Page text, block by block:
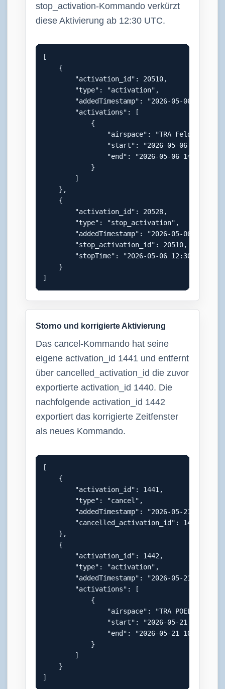
stop_activation-Kommando verkürzt
diese Aktivierung ab 12:30 UTC.
[
    {
        "activation_id": 20510,
        "type": "activation",
"addedTimestamp": "2026-05-06
        "activations": [
            {
"airspace": "TRA
"start": "2026-05-06
                "end": "2026-05-06 14:00:00"
            }
        ]
    },
    {
        "activation_id": 20528,
        "type": "stop_activation",
"addedTimestamp": "2026-05-06
        "stop_activation_id": 20510,
        "stopTime": "2026-05-06 12:30:00"
    }
]
Storno und korrigierte Aktivierung
Das cancel-Kommando hat seine
eigene activation_id 1441 und entfernt
über cancelled_activation_id die zuvor
exportierte activation_id 1440. Die
nachfolgende activation_id 1442
exportiert das korrigierte Zeitfenster
als neues Kommando.
[
    {
        "activation_id": 1441,
        "type": "cancel",
"addedTimestamp": "2026-05-21
        "cancelled_activation_id": 1440
    },
    {
        "activation_id": 1442,
        "type": "activation",
"addedTimestamp": "2026-05-21
        "activations": [
            {
                "airspace": "TRA POELS (W)",
"start": "2026-05-21
                "end": "2026-05-21 10:00:00"
            }
        ]
    }
]